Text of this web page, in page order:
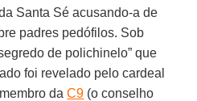
Santa Sé acusando-a de
padres pedófilos. Sob
de polichinelo” que
foi revelado pelo cardeal
daC9 (o conselho